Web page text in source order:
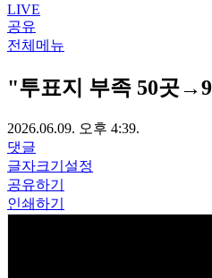
LIVE
공유
전체메뉴
"투표지 부족 50곳
2026.06.09. 오후 4:39.
댓글
글자크기설정
공유하기
인쇄하기